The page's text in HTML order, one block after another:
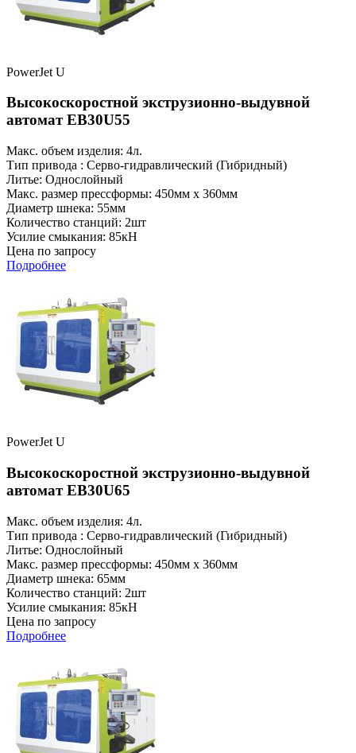
PowerJet U
Высокоскоростной экструзионно-выдувной
автомат EB30U55
Макс. объем изделия: 4л.
Тип привода : Серво-гидравлический (Гибридный)
Литье: Однослойный
Макс. размер прессформы: 450мм x 360мм
Диаметр шнека: 55мм
Количество станций: 2шт
Усилие смыкания: 85кН
Цена по запросу
Подробнее
PowerJet U
Высокоскоростной экструзионно-выдувной
автомат EB30U65
Макс. объем изделия: 4л.
Тип привода : Серво-гидравлический (Гибридный)
Литье: Однослойный
Макс. размер прессформы: 450мм x 360мм
Диаметр шнека: 65мм
Количество станций: 2шт
Усилие смыкания: 85кН
Цена по запросу
Подробнее